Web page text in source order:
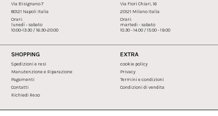
Via Bisignano 7
80121 Napoli Italia
Orari:
lunedì - sabato
10:00-13:30 / 16:30-20:00
Via Fiori Chiari, 16
20121 Milano Italia
Orari:
martedi - sabato
10.30 - 14.00 / 15.00 - 19.00
SHOPPING
Spedizioni e resi
Manutenzione e Riparazione
Pagamenti
Contatti
Richiedi Reso
EXTRA
cookie policy
Privacy
Termini e condizioni
Condizioni di vendita